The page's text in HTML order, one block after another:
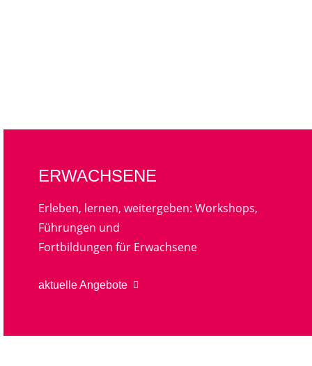
ERWACHSENE
Erleben, lernen, weitergeben: Workshops,
Führungen und
Fortbildungen für Erwachsene
aktuelle Angebote